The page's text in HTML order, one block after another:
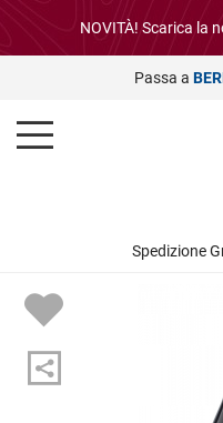
NOVITÀ! Scarica la
Passa a
Spedizione